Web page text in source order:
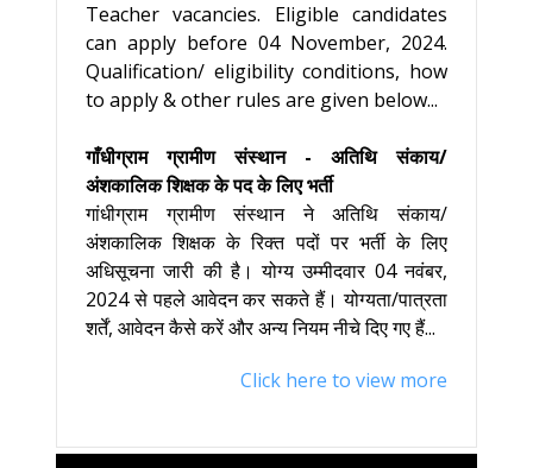
Teacher vacancies. Eligible candidates
can apply before 04 November, 2024.
Qualification/ eligibility conditions, how
to apply & other rules are given below...
गाँधीग्राम ग्रामीण संस्थान - अतिथि संकाय/
अंशकालिक शिक्षक के पद के लिए भर्ती
गांधीग्राम ग्रामीण संस्थान ने अतिथि संकाय/
अंशकालिक शिक्षक के रिक्त पदों पर भर्ती के लिए
अधिसूचना जारी की है। योग्य उम्मीदवार 04 नवंबर,
2024 से पहले आवेदन कर सकते हैं। योग्यता/पात्रता
शर्तें, आवेदन कैसे करें और अन्य नियम नीचे दिए गए हैं...
Click here to view more